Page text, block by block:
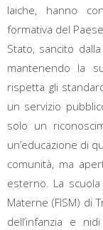
laiche, hanno
formativa del
Stato, sancito
mantenendo la
rispetta gli
un servizio
solo un
un’educazione di
comunità, ma
esterno. La
Materne (FISM) di
dell’infanzia e